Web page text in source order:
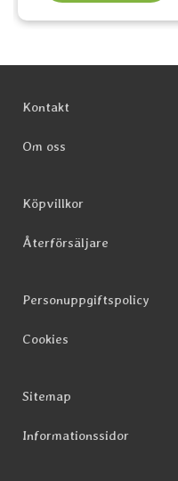
Kontakt
Om oss
Köpvillkor
Återförsäljare
Personuppgiftspolicy
Cookies
Sitemap
Informationssidor